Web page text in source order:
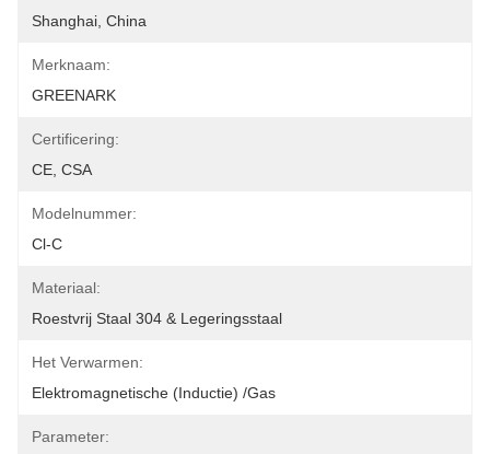
Shanghai, China
Merknaam:
GREENARK
Certificering:
CE, CSA
Modelnummer:
Cl-C
Materiaal:
Roestvrij Staal 304 & Legeringsstaal
Het Verwarmen:
Elektromagnetische (Inductie) /Gas
Parameter: